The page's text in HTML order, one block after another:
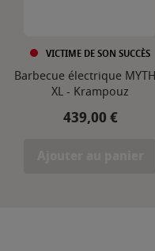
VICTIME DE SON SUCCÈS
Barbecue électrique
XL - Krampouz
Prix
439,00 €